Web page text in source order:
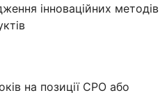
інноваційних методів
на позиції CPO або